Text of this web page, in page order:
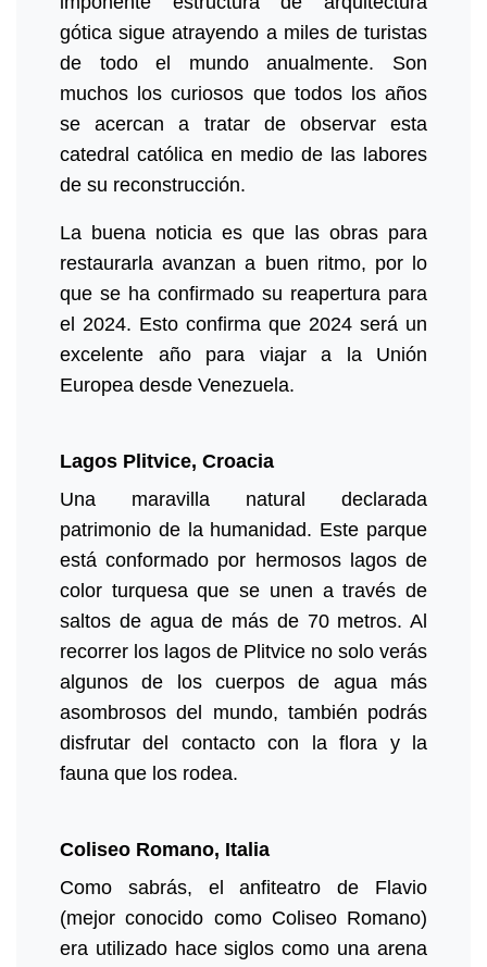
gótica sigue atrayendo a miles de turistas
de todo el mundo anualmente. Son
muchos los curiosos que todos los años
se acercan a tratar de observar esta
catedral católica en medio de las labores
de su reconstrucción.
La buena noticia es que las obras para
restaurarla avanzan a buen ritmo, por lo
que se ha confirmado su reapertura para
el 2024. Esto confirma que 2024 será un
excelente año para viajar a la Unión
Europea desde Venezuela.
Lagos Plitvice, Croacia
Una maravilla natural declarada
patrimonio de la humanidad. Este parque
está conformado por hermosos lagos de
color turquesa que se unen a través de
saltos de agua de más de 70 metros. Al
recorrer los lagos de Plitvice no solo verás
algunos de los cuerpos de agua más
asombrosos del mundo, también podrás
disfrutar del contacto con la flora y la
fauna que los rodea.
Coliseo Romano, Italia
Como sabrás, el anfiteatro de Flavio
(mejor conocido como Coliseo Romano)
era utilizado hace siglos como una arena